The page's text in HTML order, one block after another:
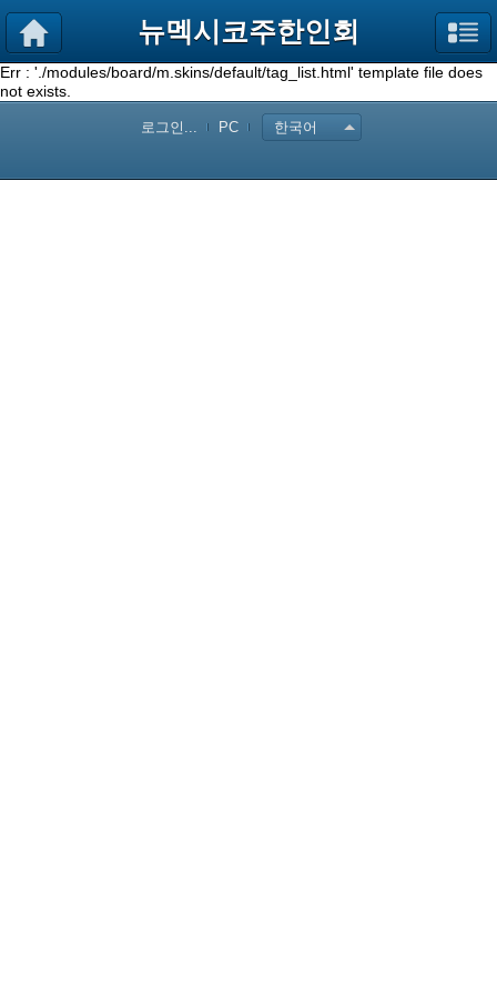
뉴멕시코주한인회
Err : './modules/board/m.skins/default/tag_list.html' template file does
not exists.
로그인... PC 한국어